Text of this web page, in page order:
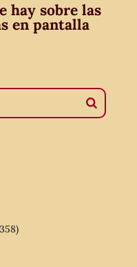
hay sobre las
en pantalla